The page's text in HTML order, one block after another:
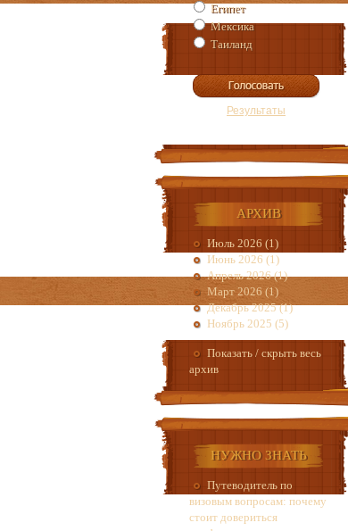
Египет
Мексика
Таиланд
АРХИВ
Июль 2026 (1)
Июнь 2026 (1)
Апрель 2026 (1)
Март 2026 (1)
Декабрь 2025 (1)
Ноябрь 2025 (5)
Показать / скрыть весь
архив
НУЖНО ЗНАТЬ
Путеводитель по
визовым вопросам: почему
стоит довериться